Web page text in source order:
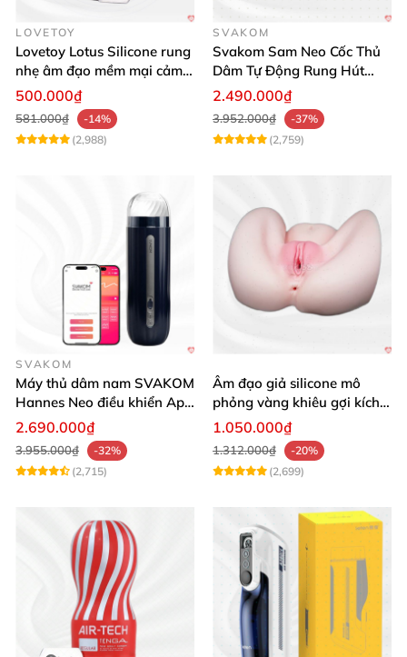
LOVETOY
Lovetoy Lotus Silicone rung
nhẹ âm đạo mềm mại cảm
giác thật
500.000₫
581.000₫
-14%
(2,988)
SVAKOM
Svakom Sam Neo Cốc Thủ
Dâm Tự Động Rung Hút
App Điều Khiển Xa
2.490.000₫
3.952.000₫
-37%
(2,759)
SVAKOM
Máy thủ dâm nam SVAKOM
Hannes Neo điều khiển App
tương tác
2.690.000₫
3.955.000₫
-32%
(2,715)
Âm đạo giả silicone mô
phỏng vàng khiêu gợi kích
thích mua
1.050.000₫
1.312.000₫
-20%
(2,699)